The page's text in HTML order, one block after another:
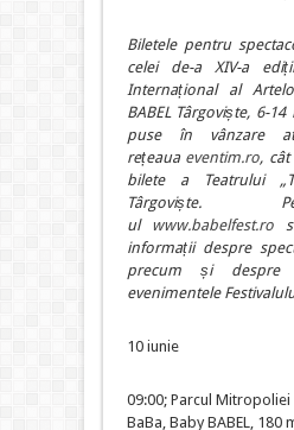
Biletele pentru
celei de-a XIV-a
Internațional al
BABEL Târgoviște, 6-
puse în vânzare
rețeaua eventim.ro,
bilete a Teatrului
Târgoviște.
ul
www.babelfest.ro
informații despre
precum și despre
evenimentele
10 iunie
09:00; Parcul Mitropoliei
BaBa, Baby BABEL, 180